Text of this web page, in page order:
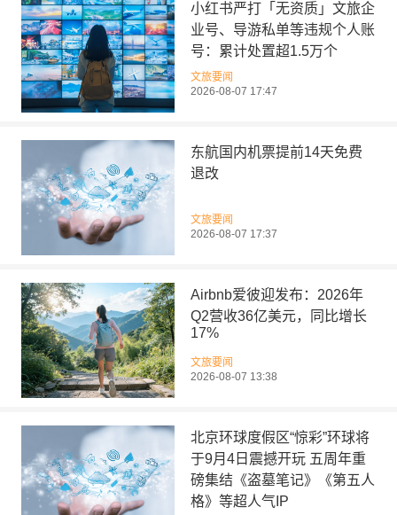
小红书严打「无资质」文旅企
业号、导游私单等违规个人账
号：累计处置超1.5万个
文旅要闻
2026-08-07 17:47
东航国内机票提前14天免费
退改
文旅要闻
2026-08-07 17:37
Airbnb爱彼迎发布：2026年
Q2营收36亿美元，同比增长
17%
文旅要闻
2026-08-07 13:38
北京环球度假区“惊彩”环球将
于9月4日震撼开玩 五周年重
磅集结《盗墓笔记》《第五人
格》等超人气IP